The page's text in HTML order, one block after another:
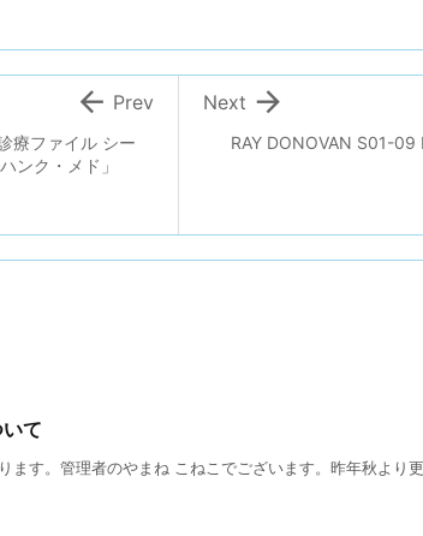
RAY DONOVAN S01-09

Next
療ファイル シー
ンク・メド」
 Prev
て
ます。管理者のやまね こねこでございます。昨年秋より